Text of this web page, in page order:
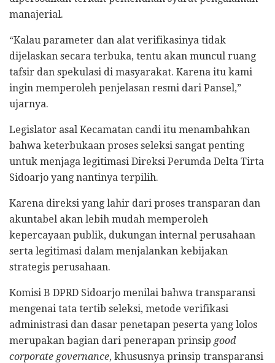
manajerial.
“Kalau parameter dan alat verifikasinya tidak
dijelaskan secara terbuka, tentu akan muncul ruang
tafsir dan spekulasi di masyarakat. Karena itu kami
ingin memperoleh penjelasan resmi dari Pansel,”
ujarnya.
Legislator asal Kecamatan candi itu menambahkan
bahwa keterbukaan proses seleksi sangat penting
untuk menjaga legitimasi Direksi Perumda Delta Tirta
Sidoarjo yang nantinya terpilih.
Karena direksi yang lahir dari proses transparan dan
akuntabel akan lebih mudah memperoleh
kepercayaan publik, dukungan internal perusahaan
serta legitimasi dalam menjalankan kebijakan
strategis perusahaan.
Komisi B DPRD Sidoarjo menilai bahwa transparansi
mengenai tata tertib seleksi, metode verifikasi
administrasi dan dasar penetapan peserta yang lolos
merupakan bagian dari penerapan prinsip good
corporate governance, khususnya prinsip transparansi